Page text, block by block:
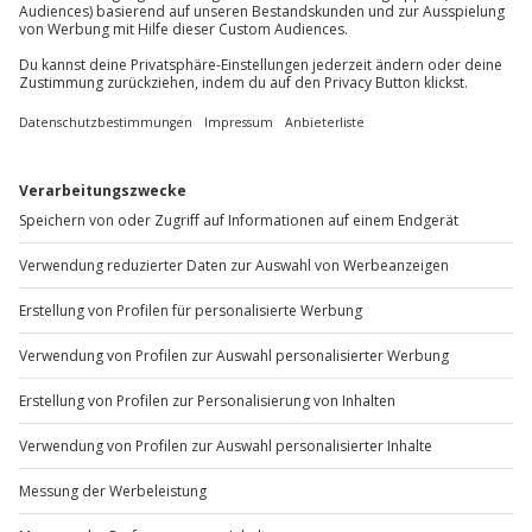
Kleiderordnung: dem Anlass entsprechend
Sichere Dir attraktive Firmenkunden Vorteile.
+49 89 / 60 60 89 700
Mo-Fr: 9-17 Uhr
b2b@jochen-schweizer.de
www.b2b.jochen-schweizer.de/
Artikelnummer:48216
Andere Produkte entdecken